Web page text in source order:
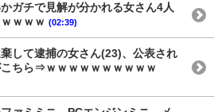
ガチで見解が分かれる女さん4人
ｗｗｗ (02:39)
棄して逮捕の女さん(23)、公表され
ちら⇒ｗｗｗｗｗｗｗｗｗｗ